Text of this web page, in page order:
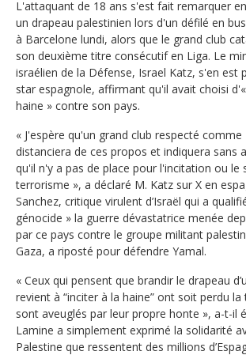
L'attaquant de 18 ans s'est fait remarquer
un drapeau palestinien lors d'un défilé en
à Barcelone lundi, alors que le grand club
son deuxième titre consécutif en Liga. Le
israélien de la Défense, Israel Katz, s'en est
star espagnole, affirmant qu'il avait choisi
haine » contre son pays.
« J'espère qu'un grand club respecté
distanciera de ces propos et indiquera sans
qu'il n'y a pas de place pour l'incitation ou le
terrorisme », a déclaré M. Katz sur X en
Sanchez, critique virulent d’Israël qui a
génocide » la guerre dévastatrice menée
par ce pays contre le groupe militant
Gaza, a riposté pour défendre Yamal.
« Ceux qui pensent que brandir le drapeau
revient à “inciter à la haine” ont soit perdu
sont aveuglés par leur propre honte », a-t-il
Lamine a simplement exprimé la solidarité
Palestine que ressentent des millions